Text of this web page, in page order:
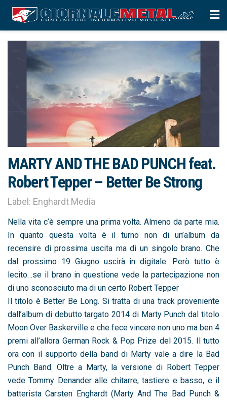
MARTY AND THE BAD PUNCH feat.
Robert Tepper – Better Be Strong
Label: Enghardt Media
Nella vita c’è sempre una prima volta. Almeno da parte mia.
In quanto questa volta è il turno non di un’album da
recensire di prossima uscita ma di un singolo brano. Che
dal prossimo 19 Giugno uscirà in digitale. Però tutto è
lecito…se il brano in questione vede la partecipazione non
di uno sconosciuto ma di un certo Robert Tepper
Il titolo è Better Be Long. Si tratta di una track proveniente
dall’album di debutto targato 2014 di Marty Punch dal titolo
Moon Over Baskerville e che fece vincere non uno ma ben 4
premi all’allora German Rock & Pop Prize del 2015. Il tutto
ora con il supporto della band di Marty vale a dire la Bad
Punch Band. Oltre a Marty, la versione di Robert Tepper
vede Tommy Denander alle chitarre, tastiere e basso, e il
batterista Carsten Enghardt (Marty And The Bad Punch &